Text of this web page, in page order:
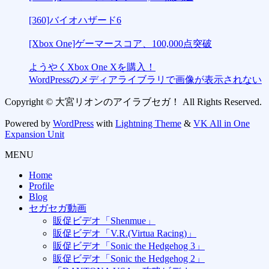
[360]バイオハザード6
[Xbox One]ゲーマースコア、100,000点突破
ようやくXbox One Xを購入！
WordPressのメディアライブラリで画像が表示されない
Copyright © 大宮リオンのアイラブセガ！ All Rights Reserved.
Powered by WordPress with Lightning Theme & VK All in One
Expansion Unit
MENU
Home
Profile
Blog
セガセガ動画
販促ビデオ「Shenmue」
販促ビデオ「V.R.(Virtua Racing)」
販促ビデオ「Sonic the Hedgehog 3」
販促ビデオ「Sonic the Hedgehog 2」